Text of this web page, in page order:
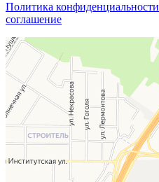
Политика конфиденциальности
соглашение